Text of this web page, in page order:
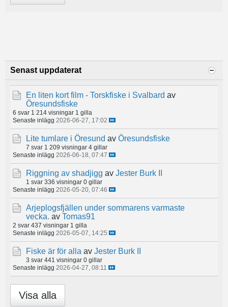
Senast uppdaterat
En liten kort film - Torskfiske i Svalbard av
Öresundsfiske
6 svar 1 214 visningar 1 gilla
Senaste inlägg 2026-06-27, 17:02
Lite tumlare i Öresund av Öresundsfiske
7 svar 1 209 visningar 4 gillar
Senaste inlägg 2026-06-18, 07:47
Riggning av shadjigg av Jester Burk II
1 svar 336 visningar 0 gillar
Senaste inlägg 2026-05-20, 07:46
Arjeplogsfjällen under sommarens varmaste
vecka. av Tomas91
2 svar 437 visningar 1 gilla
Senaste inlägg 2026-05-07, 14:25
Fiske är för alla av Jester Burk II
3 svar 441 visningar 0 gillar
Senaste inlägg 2026-04-27, 08:11
Visa alla